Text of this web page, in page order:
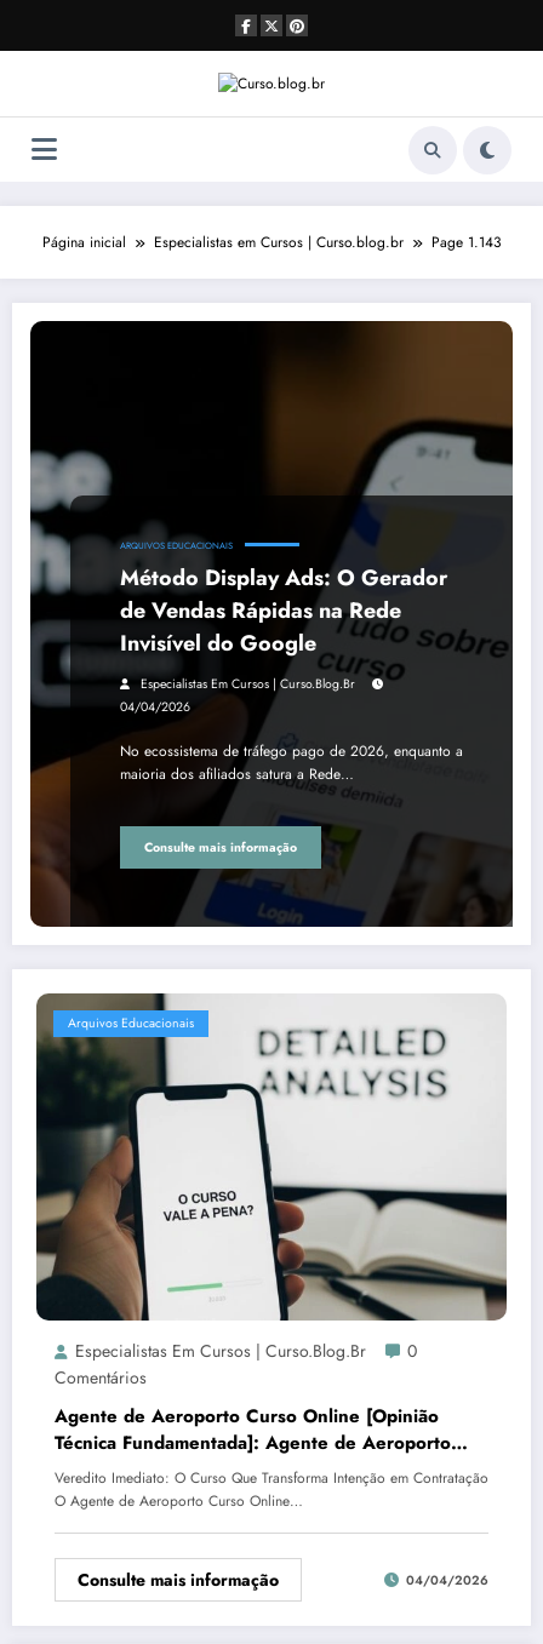
o
Página inicial Especialistas em Cursos | Curso.blog.br Page 1.143
ARQUIVOS EDUCACIONAIS
Método Display Ads: O Gerador
de Vendas Rápidas na Rede
Invisível do Google
Especialistas Em Cursos | Curso.blog.br
04/04/2026
No ecossistema de tráfego pago de 2026, enquanto a
maioria dos afiliados satura a Rede…
Consulte mais informação
Arquivos Educacionais
Especialistas Em Cursos | Curso.blog.br
0
Comentários
Agente de Aeroporto Curso Online [Opinião
Técnica Fundamentada]: Agente de Aeroporto
Online (PL Treinamentos LTDA)
Veredito Imediato: O Curso Que Transforma Intenção em Contratação
O Agente de Aeroporto Curso Online…
Consulte mais informação 04/04/2026